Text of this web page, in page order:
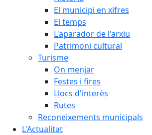
El municipi en xifres
El temps
L'aparador de l'arxiu
Patrimoni cultural
Turisme
On menjar
Festes i fires
Llocs d'interès
Rutes
Reconeixements municipals
L'Actualitat